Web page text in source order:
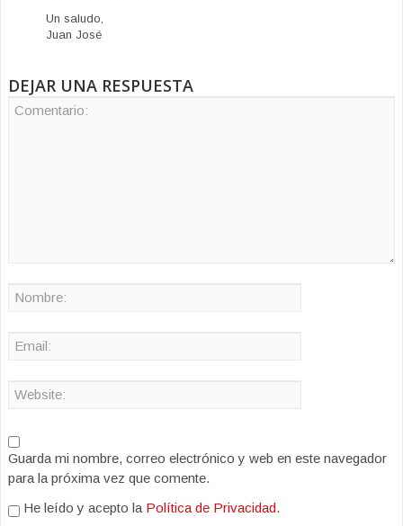
Un saludo,
Juan José
DEJAR UNA RESPUESTA
Guarda mi nombre, correo electrónico y web en este navegador
para la próxima vez que comente.
He leído y acepto la Política de Privacidad.